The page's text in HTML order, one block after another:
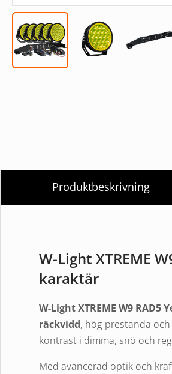
Produktbeskrivning
W-Light XTREME
karaktär
W-LightXTREME W9 RAD5
räckvidd, hög prestanda
kontrast i dimma, snö och
Med avancerad optik och